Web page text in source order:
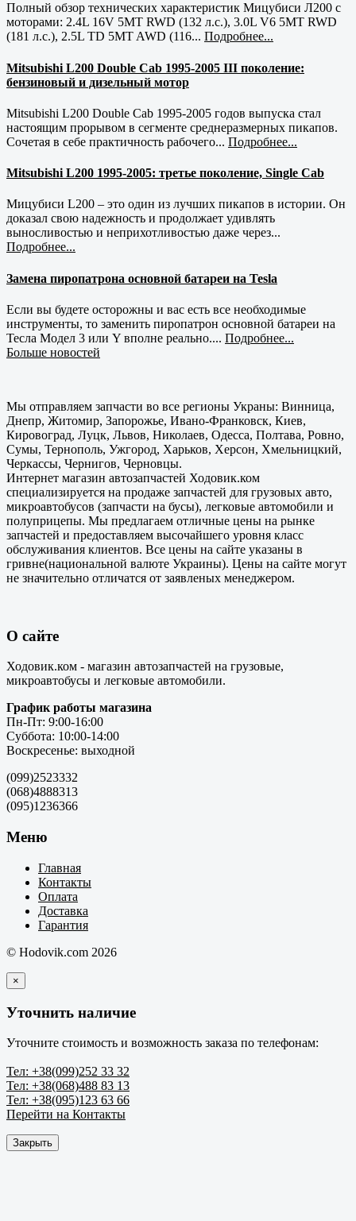
Полный обзор технических характеристик Мицубиси Л200 с
моторами: 2.4L 16V 5MT RWD (132 л.с.), 3.0L V6 5MT RWD
(181 л.с.), 2.5L TD 5MT AWD (116... Подробнее...
Mitsubishi L200 Double Cab 1995-2005 III поколение:
бензиновый и дизельный мотор
Mitsubishi L200 Double Cab 1995-2005 годов выпуска стал
настоящим прорывом в сегменте среднеразмерных пикапов.
Сочетая в себе практичность рабочего... Подробнее...
Mitsubishi L200 1995-2005: третье поколение, Single Cab
Мицубиси L200 – это один из лучших пикапов в истории. Он
доказал свою надежность и продолжает удивлять
выносливостью и неприхотливостью даже через...
Подробнее...
Замена пиропатрона основной батареи на Tesla
Если вы будете осторожны и вас есть все необходимые
инструменты, то заменить пиропатрон основной батареи на
Тесла Модел 3 или Y вполне реально.... Подробнее...
Больше новостей
Мы отправляем запчасти во все регионы Украны: Винница,
Днепр, Житомир, Запорожье, Ивано-Франковск, Киев,
Кировоград, Луцк, Львов, Николаев, Одесса, Полтава, Ровно,
Сумы, Тернополь, Ужгород, Харьков, Херсон, Хмельницкий,
Черкассы, Чернигов, Черновцы.
Интернет магазин автозапчастей Ходовик.ком
специализируется на продаже запчастей для грузовых авто,
микроавтобусов (запчасти на бусы), легковые автомобили и
полуприцепы. Мы предлагаем отличные цены на рынке
запчастей и предоставляем высочайшего уровня класс
обслуживания клиентов. Все цены на сайте указаны в
гривне(национальной валюте Украины). Цены на сайте могут
не значительно отличатся от заявленых менеджером.
О сайте
Ходовик.ком - магазин автозапчастей на грузовые,
микроавтобусы и легковые автомобили.
График работы магазина
Пн-Пт: 9:00-16:00
Суббота: 10:00-14:00
Воскресенье: выходной
(099)2523332
(068)4888313
(095)1236366
Меню
Главная
Контакты
Оплата
Доставка
Гарантия
© Hodovik.com 2026
×
Уточнить наличие
Уточните стоимость и возможность заказа по телефонам:
Тел: +38(099)252 33 32
Тел: +38(068)488 83 13
Тел: +38(095)123 63 66
Перейти на Контакты
Закрыть